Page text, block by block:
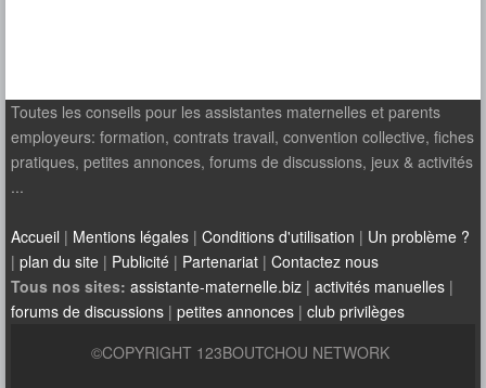
Toutes les conseils pour les assistantes maternelles et parents
employeurs: formation, contrats travail, convention collective, fiches
pratiques, petites annonces, forums de discussions, jeux & activités
...
Accueil | Mentions légales | Conditions d'utilisation | Un problème ?
| plan du site | Publicité | Partenariat | Contactez nous
Tous nos sites: assistante-maternelle.biz | activités manuelles |
forums de discussions | petites annonces | club privilèges
©COPYRIGHT 123BOUTCHOU NETWORK